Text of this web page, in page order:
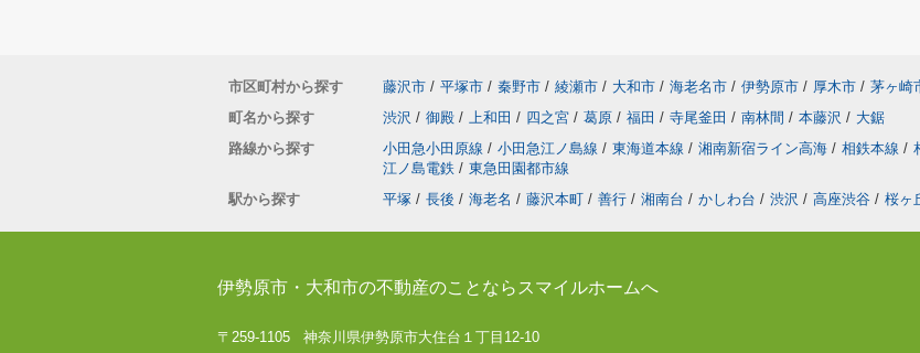
市区町村から探す 藤沢市 / 平塚市 / 秦野市 / 綾瀬市 / 大和市 / 海老名市 / 伊勢原市 / 厚木市 / 茅ヶ崎
町名から探す
渋沢 / 御殿 / 上和田 / 四之宮 / 葛原 / 福田 / 寺尾釜田 / 南林間 / 本藤沢 / 大鋸
路線から探す
小田急小田原線 / 小田急江ノ島線 / 東海道本線 / 湘南新宿ライン高海 / 相鉄本線 /
江ノ島電鉄 / 東急田園都市線
駅から探す
平塚 / 長後 / 海老名 / 藤沢本町 / 善行 / 湘南台 / かしわ台 / 渋沢 / 高座渋谷 / 桜ヶ
伊勢原市・大和市の不動産のことならスマイルホームへ
〒259-1105 神奈川県伊勢原市大住台１丁目12-10